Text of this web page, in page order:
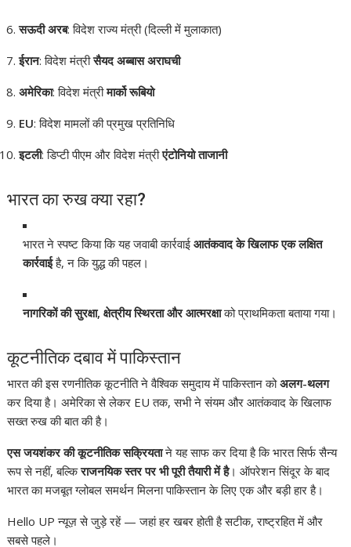
सऊदी अरब: विदेश राज्य मंत्री (दिल्ली में मुलाकात)
ईरान: विदेश मंत्रीसैयद अब्बास अराघची
अमेरिका: विदेश मंत्रीमार्को रूबियो
EU: विदेश मामलों की प्रमुख प्रतिनिधि
इटली: डिप्टी पीएम और विदेश मंत्रीएंटोनियो ताजानी
भारत का रुख क्या रहा?
भारत ने स्पष्ट किया कि यह जवाबी कार्रवाईआतंकवाद के खिलाफ एक लक्षित
कार्रवाईहै, न कि युद्ध की पहल।
नागरिकों की सुरक्षा, क्षेत्रीय स्थिरता और आत्मरक्षाको प्राथमिकता बताया गया।
कूटनीतिक दबाव में पाकिस्तान
भारत की इस रणनीतिक कूटनीति ने वैश्विक समुदाय में पाकिस्तान कोअलग-थलग
कर दिया है। अमेरिका से लेकर EU तक, सभी ने संयम और आतंकवाद के खिलाफ
सख्त रुख की बात की है।
एस जयशंकर की कूटनीतिक सक्रियताने यह साफ कर दिया है कि भारत सिर्फ सैन्य
रूप से नहीं, बल्किराजनयिक स्तर पर भी पूरी तैयारी में है। ऑपरेशन सिंदूर के बाद
भारत का मजबूत ग्लोबल समर्थन मिलना पाकिस्तान के लिए एक और बड़ी हार है।
Hello UP न्यूज़ से जुड़े रहें — जहां हर खबर होती है सटीक, राष्ट्रहित में और
सबसे पहले।